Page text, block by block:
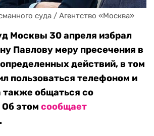
суда / Агентство «Москва»
Москвы 30 апреля избрал
Павлову меру пресечения в
действий, в том
пользоваться телефоном и
также общаться со
этом сообщает